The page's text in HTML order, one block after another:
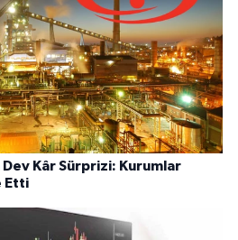
Kâr Sürprizi: Kurumlar
Etti